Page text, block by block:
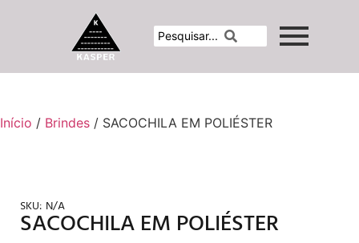
Início / Brindes / SACOCHILA EM POLIÉSTER
SKU: N/A
SACOCHILA EM POLIÉSTER